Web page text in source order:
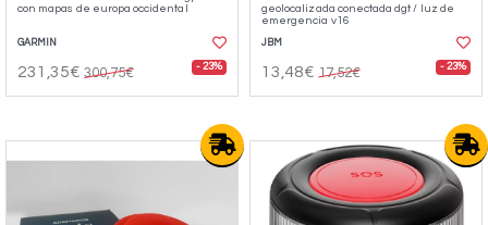
con mapas de europa occidental
GARMIN
231,35€ 300,75€ - 23%
geolocalizada conectada dgt / luz de
emergencia v16
JBM
13,48€ 17,52€ - 23%